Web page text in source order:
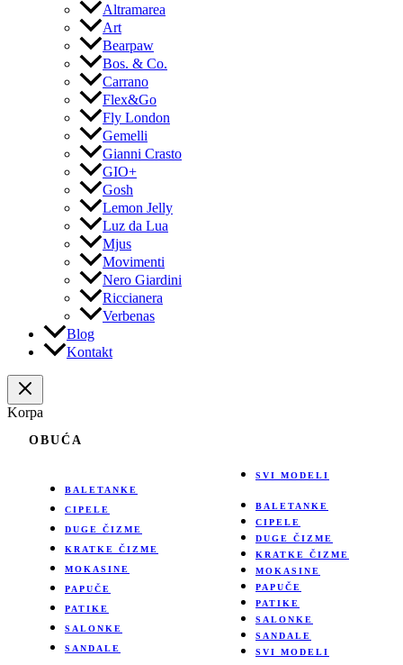
Altramarea
Art
Bearpaw
Bos. & Co.
Carrano
Flex&Go
Fly London
Gemelli
Gianni Crasto
GIO+
Gosh
Lemon Jelly
Luz da Lua
Mjus
Movimenti
Nero Giardini
Riccianera
Verbenas
Blog
Kontakt
Korpa
OBUĆA
BALETANKE
CIPELE
DUGE ČIZME
KRATKE ČIZME
MOKASINE
PAPUČE
PATIKE
SALONKE
SANDALE
SVI MODELI
BALETANKE
CIPELE
DUGE ČIZME
KRATKE ČIZME
MOKASINE
PAPUČE
PATIKE
SALONKE
SANDALE
SVI MODELI